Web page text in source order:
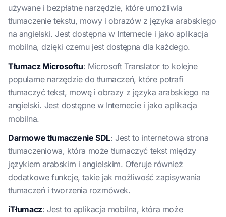
używane i bezpłatne narzędzie, które umożliwia
tłumaczenie tekstu, mowy i obrazów z języka arabskiego
na angielski. Jest dostępna w Internecie i jako aplikacja
mobilna, dzięki czemu jest dostępna dla każdego.
Tłumacz Microsoftu: Microsoft Translator to kolejne
popularne narzędzie do tłumaczeń, które potrafi
tłumaczyć tekst, mowę i obrazy z języka arabskiego na
angielski. Jest dostępne w Internecie i jako aplikacja
mobilna.
Darmowe tłumaczenie SDL: Jest to internetowa strona
tłumaczeniowa, która może tłumaczyć tekst między
językiem arabskim i angielskim. Oferuje również
dodatkowe funkcje, takie jak możliwość zapisywania
tłumaczeń i tworzenia rozmówek.
iTłumacz: Jest to aplikacja mobilna, która może